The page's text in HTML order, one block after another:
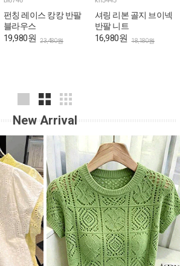
펀칭 레이스 캉캉 반팔
블라우스
19,980원 23,480원
셔링 리본 골지 브이넥
반팔 니트
16,980원 18,180원
New Arrival